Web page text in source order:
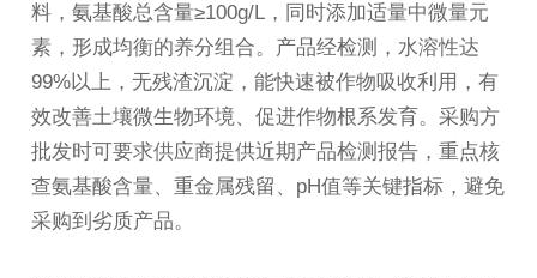
料，氨基酸总含量≥100g/L，同时添加适量中微量元
素，形成均衡的养分组合。产品经检测，水溶性达
99%以上，无残渣沉淀，能快速被作物吸收利用，有
效改善土壤微生物环境、促进作物根系发育。采购方
批发时可要求供应商提供近期产品检测报告，重点核
查氨基酸含量、重金属残留、pH值等关键指标，避免
采购到劣质产品。